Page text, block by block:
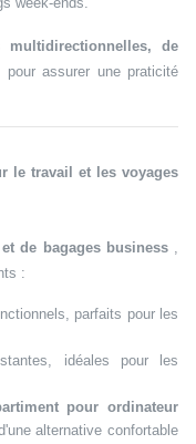
multidirectionnelles, de
assurer une praticité
le travail et les voyages
de bagages business,
:
parfaits pour les
idéales pour les
pour ordinateur
alternative confortable